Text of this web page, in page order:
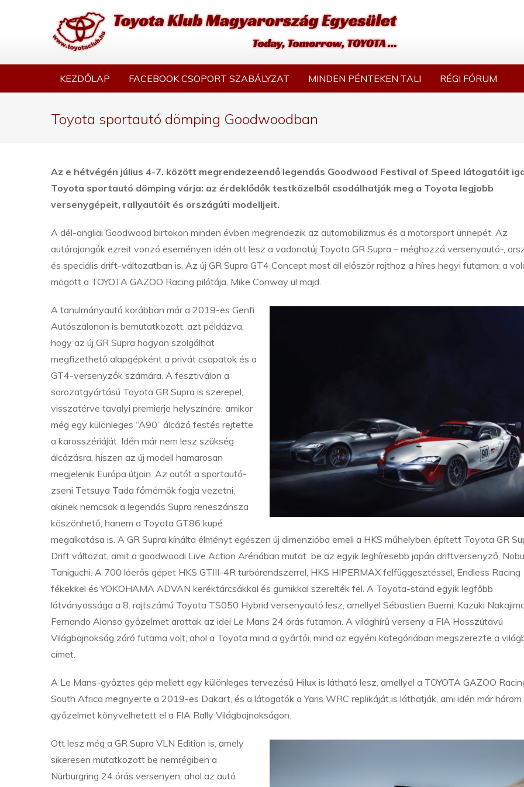
KEZDŐLAP FACEBOOK CSOPORT SZABÁLYZAT MINDEN PÉNTEKEN TALI RÉGI FÓRUM
Toyota sportautó dömping Goodwoodban
Az e hétvégén július 4-7. között megrendezeendő legendás Goodwood Festival of Speed látogatóit
Toyota sportautó dömping várja: az érdeklődők testközelből csodálhatják meg a Toyota legjobb
versenygépeit, rallyautóit és országúti modelljeit.
A dél-angliai Goodwood birtokon minden évben megrendezik az automobilizmus és a motorsport ünnepét. Az
autórajongók ezreit vonzó eseményen idén ott lesz a vadonatúj Toyota GR Supra – méghozzá versenyautó-,
és speciális drift-változatban is. Az új GR Supra GT4 Concept most áll először rajthoz a híres hegyi futamon; a
mögött a TOYOTA GAZOO Racing pilótája, Mike Conway ül majd.
A tanulmányautó korábban már a 2019-es Genfi
Autószalonon is bemutatkozott, azt példázva,
hogy az új GR Supra hogyan szolgálhat
megfizethető alapgépként a privát csapatok és a
GT4-versenyzők számára. A fesztiválon a
sorozatgyártású Toyota GR Supra is szerepel,
visszatérve tavalyi premierje helyszínére, amikor
még egy különleges “A90” álcázó festés rejtette
a karosszériáját. Idén már nem lesz szükség
álcázásra, hiszen az új modell hamarosan
megjelenik Európa útjain. Az autót a sportautó-
zseni Tetsuya Tada főmérnök fogja vezetni,
akinek nemcsak a legendás Supra reneszánsza
köszönhető, hanem a Toyota GT86 kupé
megalkotása is. A GR Supra kínálta élményt egészen új dimenzióba emeli a HKS műhelyben épített Toyota GR
Drift változat, amit a goodwoodi Live Action Arénában mutat be az egyik leghíresebb japán driftversenyző,
Taniguchi. A 700 lóerős gépet HKS GTIII-4R turbórendszerrel, HKS HIPERMAX felfüggesztéssel, Endless Racing
fékekkel és YOKOHAMA ADVAN keréktárcsákkal és gumikkal szerelték fel. A Toyota-stand egyik legfőbb
látványossága a 8. rajtszámú Toyota TS050 Hybrid versenyautó lesz, amellyel Sébastien Buemi, Kazuki
Fernando Alonso győzelmet arattak az idei Le Mans 24 órás futamon. A világhírű verseny a FIA Hosszútávú
Világbajnokság záró futama volt, ahol a Toyota mind a gyártói, mind az egyéni kategóriában megszerezte a
címet.
A Le Mans-győztes gép mellett egy különleges tervezésű Hilux is látható lesz, amellyel a TOYOTA GAZOO
South Africa megnyerte a 2019-es Dakart, és a látogatók a Yaris WRC replikáját is láthatják, ami idén már három
győzelmet könyvelhetett el a FIA Rally Világbajnokságon.
Ott lesz még a GR Supra VLN Edition is, amely
sikeresen mutatkozott be nemrégiben a
Nürburgring 24 órás versenyen, ahol az autó